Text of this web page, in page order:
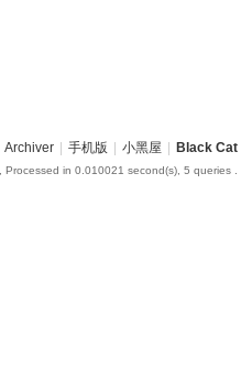
Archiver | 手机版 | 小黑屋 | Black Cat
, Processed in 0.010021 second(s), 5 queries .